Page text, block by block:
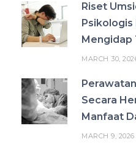
Riset
Psikologis
Mengidap
MARCH 30,
Secara
Manfaat
MARCH 9, 2026